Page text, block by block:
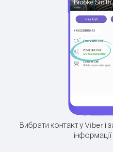
Вибрати контакт у Viber і